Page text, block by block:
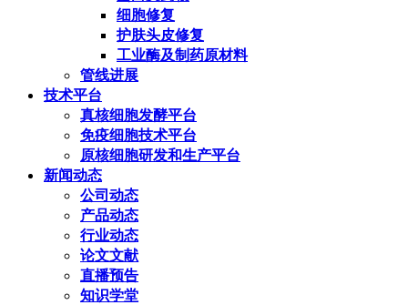
细胞修复
护肤头皮修复
工业酶及制药原材料
管线进展
技术平台
真核细胞发酵平台
免疫细胞技术平台
原核细胞研发和生产平台
新闻动态
公司动态
产品动态
行业动态
论文文献
直播预告
知识学堂